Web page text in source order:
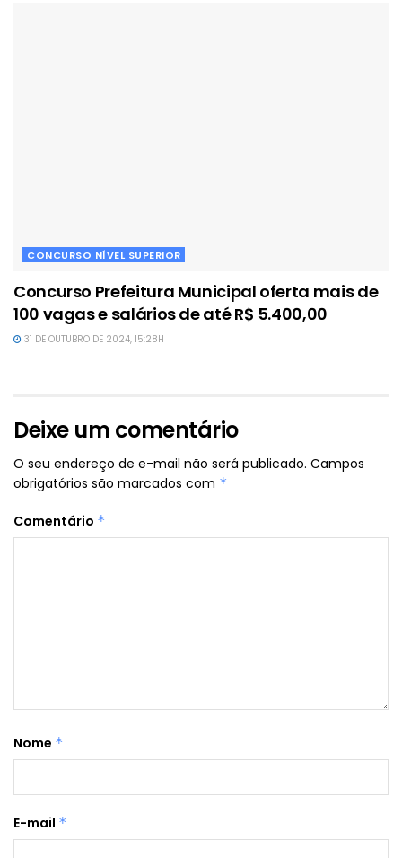
CONCURSO NÍVEL SUPERIOR
Concurso Prefeitura Municipal oferta mais de
100 vagas e salários de até R$ 5.400,00
31 DE OUTUBRO DE 2024, 15:28H
Deixe um comentário
O seu endereço de e-mail não será publicado. Campos
obrigatórios são marcados com *
Comentário *
Nome *
E-mail *